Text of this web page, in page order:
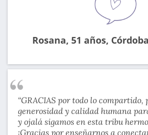
Rosana, 51 años,
“GRACIAS por todo lo compartido,
generosidad y calidad humana
y ojalá sigamos en esta tribu
¡Gracias por enseñarnos a